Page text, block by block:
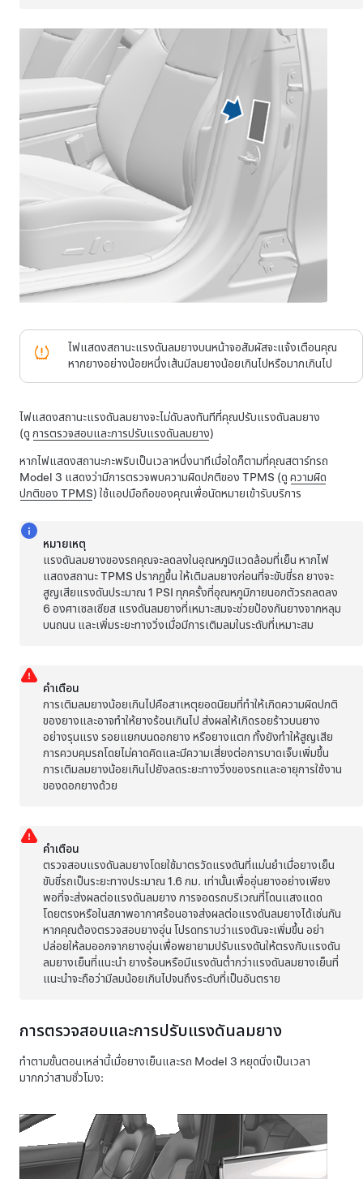
ไฟแสดงสถานะแรงดันลมยางบนหน้าจอสัมผัสจะแจ้งเตือนคุณ
หากยางอย่างน้อยหนึ่งเส้นมีลมยางน้อยเกินไปหรือมากเกินไป
ไฟแสดงสถานะแรงดันลมยางจะไม่ดับลงทันทีที่คุณปรับแรงดันลมยาง
(ดู การตรวจสอบและการปรับแรงดันลมยาง)
หากไฟแสดงสถานะกะพริบเป็นเวลาหนึ่งนาทีเมื่อใดก็ตามที่คุณสตาร์ทรถ
Model 3 แสดงว่ามีการตรวจพบความผิดปกติของ TPMS (ดู ความผิด
ปกติของ TPMS) ใช้แอปมือถือของคุณเพื่อนัดหมายเข้ารับบริการ
หมายเหตุ
แรงดันลมยางของรถคุณจะลดลงในอุณหภูมิแวดล้อมที่เย็น หากไฟ
แสดงสถานะ TPMS ปรากฏขึ้น ให้เติมลมยางก่อนที่จะขับขี่รถ ยางจะ
สูญเสียแรงดันประมาณ 1 PSI ทุกครั้งที่อุณหภูมิภายนอกตัวรถลดลง
6 องศาเซลเซียส แรงดันลมยางที่เหมาะสมจะช่วยป้องกันยางจากหลุม
บนถนน และเพิ่มระยะทางวิ่งเมื่อมีการเติมลมในระดับที่เหมาะสม
คำเตือน
การเติมลมยางน้อยเกินไปคือสาเหตุยอดนิยมที่ทำให้เกิดความผิดปกติ
ของยางและอาจทำให้ยางร้อนเกินไป ส่งผลให้เกิดรอยร้าวบนยาง
อย่างรุนแรง รอยแยกบนดอกยาง หรือยางแตก ทั้งยังทำให้สูญเสีย
การควบคุมรถโดยไม่คาดคิดและมีความเสี่ยงต่อการบาดเจ็บเพิ่มขึ้น
การเติมลมยางน้อยเกินไปยังลดระยะทางวิ่งของรถและอายุการใช้งาน
ของดอกยางด้วย
คำเตือน
ตรวจสอบแรงดันลมยางโดยใช้มาตรวัดแรงดันที่แม่นยำเมื่อยางเย็น
ขับขี่รถเป็นระยะทางประมาณ1.6 กม. เท่านั้นเพื่ออุ่นยางอย่างเพียง
พอที่จะส่งผลต่อแรงดันลมยาง การจอดรถบริเวณที่โดนแสงแดด
โดยตรงหรือในสภาพอากาศร้อนอาจส่งผลต่อแรงดันลมยางได้เช่นกัน
หากคุณต้องตรวจสอบยางอุ่น โปรดทราบว่าแรงดันจะเพิ่มขึ้น อย่า
ปล่อยให้ลมออกจากยางอุ่นเพื่อพยายามปรับแรงดันให้ตรงกับแรงดัน
ลมยางเย็นที่แนะนำ ยางร้อนหรือมีแรงดันต่ำกว่าแรงดันลมยางเย็นที่
แนะนำจะถือว่ามีลมน้อยเกินไปจนถึงระดับที่เป็นอันตราย
การตรวจสอบและการปรับแรงดันลมยาง
ทำตามขั้นตอนเหล่านี้เมื่อยางเย็นและรถ Model 3 หยุดนิ่งเป็นเวลา
มากกว่าสามชั่วโมง: